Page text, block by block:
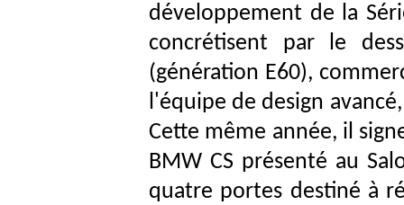
développement de la
concrétisent par le
(génération E60),
l'équipe de design
Cette même année, il
BMW CS présenté au
quatre portes destiné à